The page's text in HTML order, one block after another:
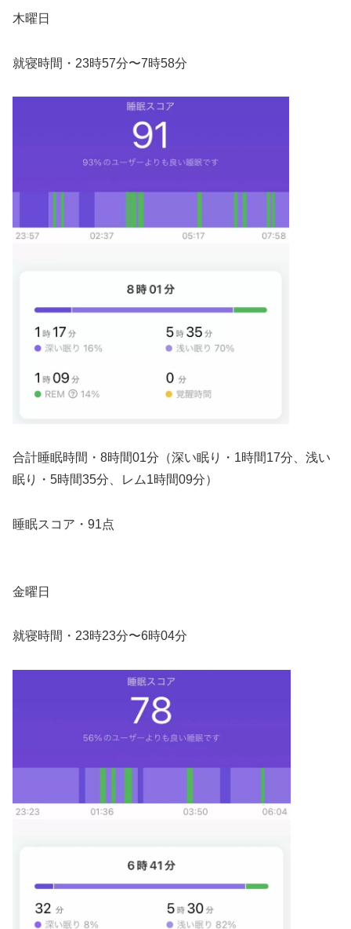
木曜日
就寝時間・23時57分〜7時58分
合計睡眠時間・8時間01分（深い眠り・1時間17分、浅い
眠り・5時間35分、レム1時間09分）
睡眠スコア・91点
金曜日
就寝時間・23時23分〜6時04分